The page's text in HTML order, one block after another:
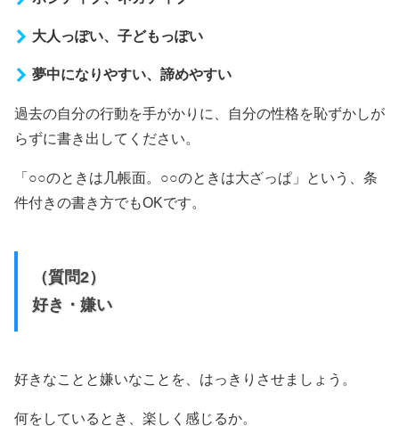
大人っぽい、子どもっぽい
夢中になりやすい、諦めやすい
過去の自分の行動を手がかりに、自分の性格を恥ずかしが
らずに書き出してください。
「○○のときは几帳面。○○のときは大ざっぱ」という、条
件付きの書き方でもOKです。
（質問2）
好き・嫌い
好きなことと嫌いなことを、はっきりさせましょう。
何をしているとき、楽しく感じるか。